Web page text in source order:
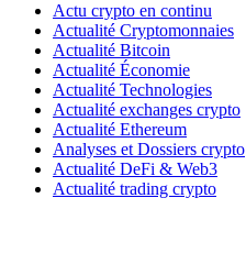
Actu crypto en continu
Actualité Cryptomonnaies
Actualité Bitcoin
Actualité Économie
Actualité Technologies
Actualité exchanges crypto
Actualité Ethereum
Analyses et Dossiers crypto
Actualité DeFi & Web3
Actualité trading crypto